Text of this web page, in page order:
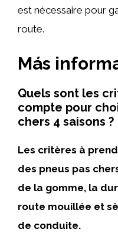
est nécessaire pour
route.
Más
Quels sont les
compte pour
chers 4 saisons ?
Les critères à
des pneus pas
de la gomme, la
route mouillée et
de conduite.